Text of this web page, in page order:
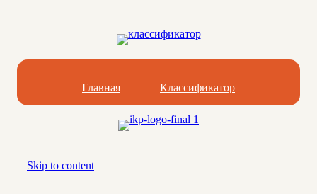
Главная Классификатор
Skip to content